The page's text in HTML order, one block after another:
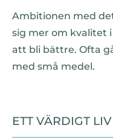
Ambitionen med
sig mer om kvalitet
att bli bättre. Ofta
med små medel.
ETT VÄRDIGT LIV